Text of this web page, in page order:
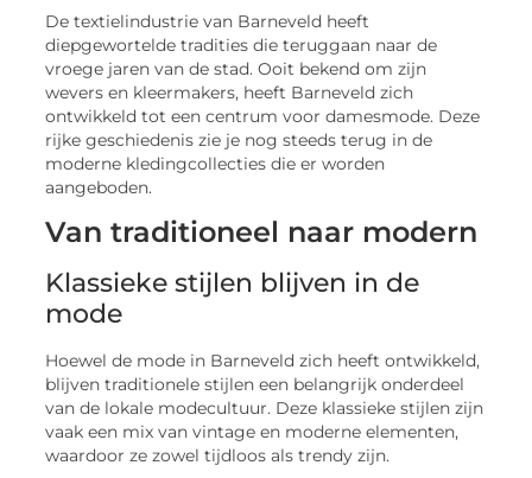
De textielindustrie van Barneveld heeft
diepgewortelde tradities die teruggaan naar de
vroege jaren van de stad. Ooit bekend om zijn
wevers en kleermakers, heeft Barneveld zich
ontwikkeld tot een centrum voor damesmode. Deze
rijke geschiedenis zie je nog steeds terug in de
moderne kledingcollecties die er worden
aangeboden.
Van traditioneel naar modern
Klassieke stijlen blijven in de
mode
Hoewel de mode in Barneveld zich heeft ontwikkeld,
blijven traditionele stijlen een belangrijk onderdeel
van de lokale modecultuur. Deze klassieke stijlen zijn
vaak een mix van vintage en moderne elementen,
waardoor ze zowel tijdloos als trendy zijn.